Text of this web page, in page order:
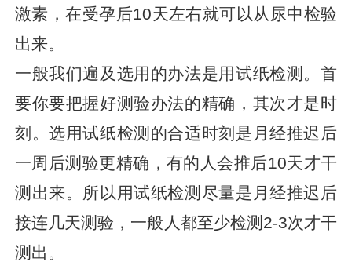
激素，在受孕后10天左右就可以从尿中检验
出来。
一般我们遍及选用的办法是用试纸检测。首
要你要把握好测验办法的精确，其次才是时
刻。选用试纸检测的合适时刻是月经推迟后
一周后测验更精确，有的人会推后10天才干
测出来。所以用试纸检测尽量是月经推迟后
接连几天测验，一般人都至少检测2-3次才干
测出。